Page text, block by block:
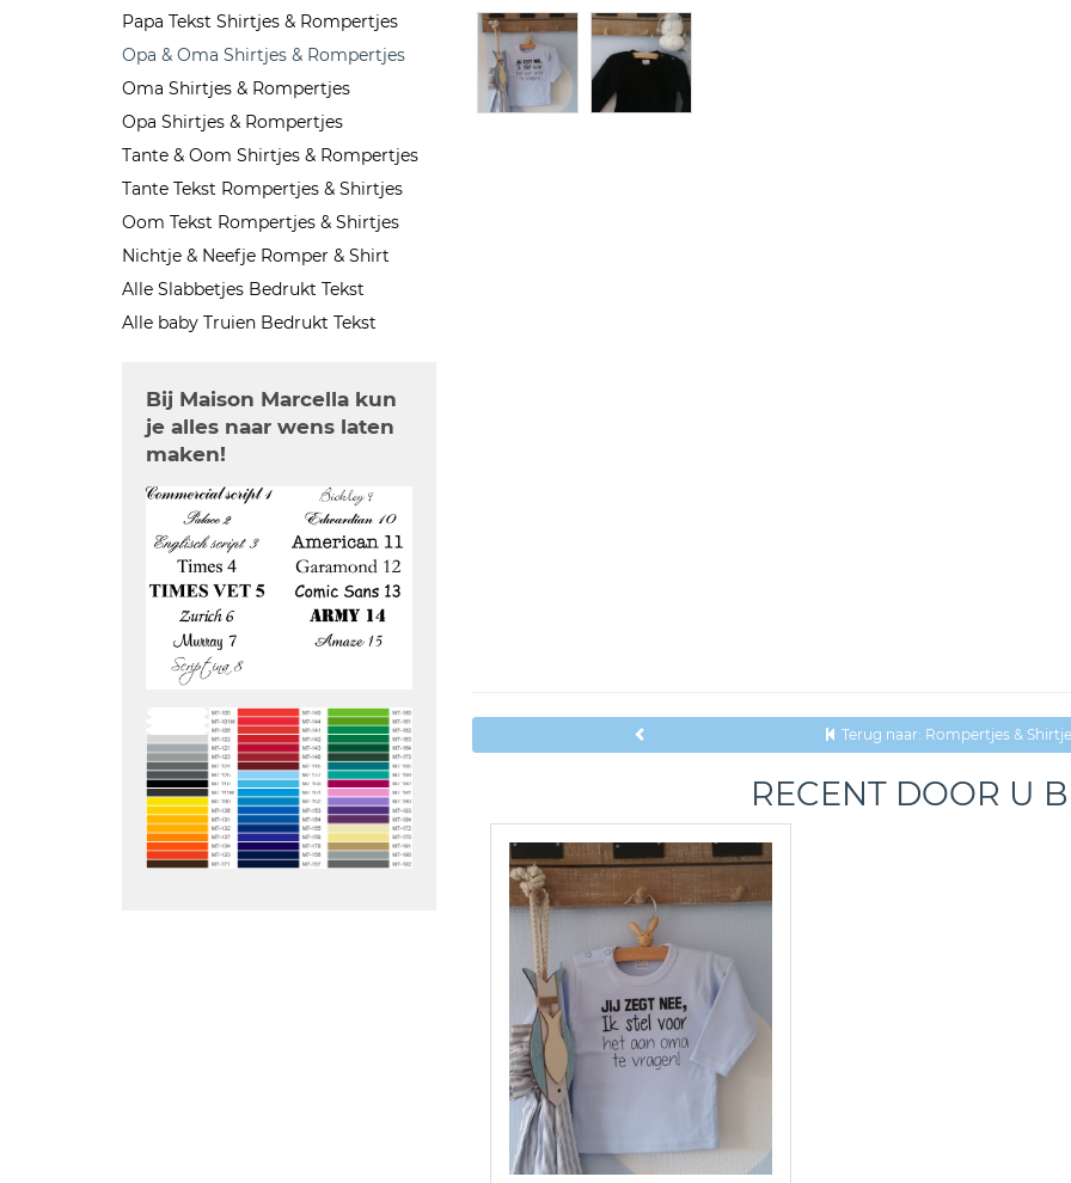
Terug naar: Rompertjes &
RECENT DOOR U
Papa Tekst Shirtjes & Rompertjes
Opa & Oma Shirtjes & Rompertjes
Oma Shirtjes & Rompertjes
Opa Shirtjes & Rompertjes
Tante & Oom Shirtjes & Rompertjes
Tante Tekst Rompertjes & Shirtjes
Oom Tekst Rompertjes & Shirtjes
Nichtje & Neefje Romper & Shirt
Alle Slabbetjes Bedrukt Tekst
Alle baby Truien Bedrukt Tekst
Bij Maison Marcella kun
je alles naar wens laten
maken!